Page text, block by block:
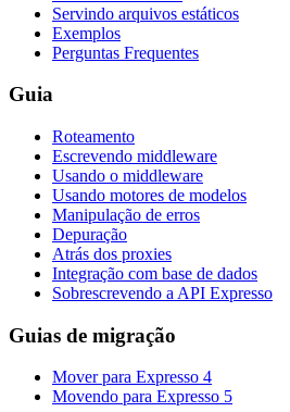
Servindo arquivos estáticos
Exemplos
Perguntas Frequentes
Guia
Roteamento
Escrevendo middleware
Usando o middleware
Usando motores de modelos
Manipulação de erros
Depuração
Atrás dos proxies
Integração com base de dados
Sobrescrevendo a API Expresso
Guias de migração
Mover para Expresso 4
Movendo para Expresso 5